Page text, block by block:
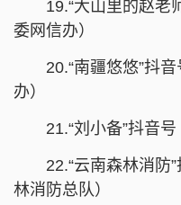
19.“大山里的赵老师
委网信办）
20.“南疆悠悠”抖音
办）
21.“刘小备”抖音号
22.“云南森林消防”
林消防总队）